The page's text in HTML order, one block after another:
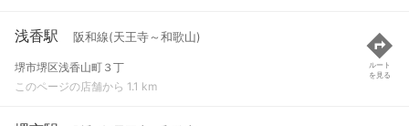
浅香駅 阪和線(天王寺～和歌山)
堺市堺区浅香山町３丁
このページの店舗から 1.1 km
ルート
を見る